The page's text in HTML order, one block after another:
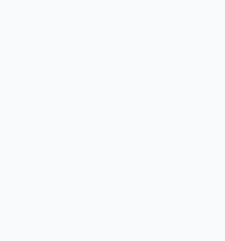
キャンペーン作成
「キャンペーンを作
一般的なキャンペー
ターゲティングオプ